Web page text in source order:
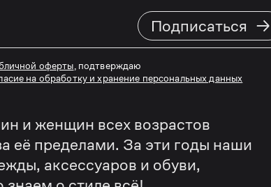
Подписаться →
оферты , подтверждаю
на обработку и хранение персональных данных
и женщин всех возрастов
её пределами. За эти годы наши
аксессуаров и обуви,